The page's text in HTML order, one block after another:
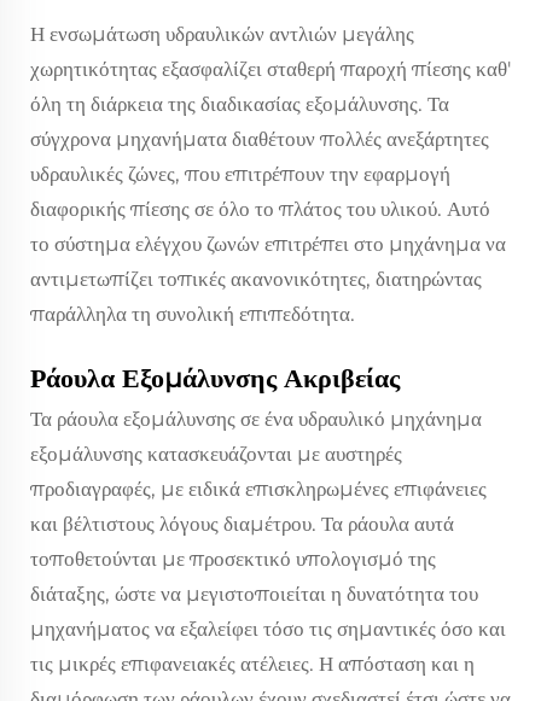
Η ενσωμάτωση υδραυλικών αντλιών μεγάλης
χωρητικότητας εξασφαλίζει σταθερή παροχή πίεσης καθ'
όλη τη διάρκεια της διαδικασίας εξομάλυνσης. Τα
σύγχρονα μηχανήματα διαθέτουν πολλές ανεξάρτητες
υδραυλικές ζώνες, που επιτρέπουν την εφαρμογή
διαφορικής πίεσης σε όλο το πλάτος του υλικού. Αυτό
το σύστημα ελέγχου ζωνών επιτρέπει στο μηχάνημα να
αντιμετωπίζει τοπικές ακανονικότητες, διατηρώντας
παράλληλα τη συνολική επιπεδότητα.
Ράουλα Εξομάλυνσης Ακριβείας
Τα ράουλα εξομάλυνσης σε ένα υδραυλικό μηχάνημα
εξομάλυνσης κατασκευάζονται με αυστηρές
προδιαγραφές, με ειδικά επισκληρωμένες επιφάνειες
και βέλτιστους λόγους διαμέτρου. Τα ράουλα αυτά
τοποθετούνται με προσεκτικό υπολογισμό της
διάταξης, ώστε να μεγιστοποιείται η δυνατότητα του
μηχανήματος να εξαλείφει τόσο τις σημαντικές όσο και
τις μικρές επιφανειακές ατέλειες. Η απόσταση και η